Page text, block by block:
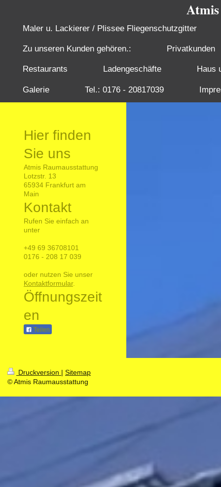
Maler u. Lackierer / Plissee Fliegenschutzgitter
Zu unseren Kunden gehören.: Privatkunden
Restaurants Ladengeschäfte Haus
Galerie Tel.: 0176 - 20817039
Hier finden
Sie uns
Atmis Raumausstattung
Lotzstr. 13
65934 Frankfurt am
Main
Kontakt
Rufen Sie einfach an
unter
+49 69 36708101
0176 - 208 17 039
oder nutzen Sie unser
Kontaktformular.
Öffnungszeit
en
Teilen
Druckversion | Sitemap
© Atmis Raumausstattung